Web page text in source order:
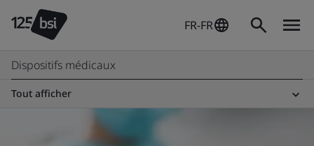
FR-FR
Dispositifs médicaux
Tout afficher